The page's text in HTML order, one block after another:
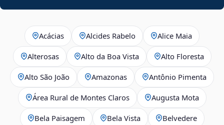
Acácias Alcides Rabelo Alice Maia
Alterosas Alto da Boa Vista Alto Floresta
Alto São João Amazonas Antônio Pimenta
Área Rural de Montes Claros Augusta Mota
Bela Paisagem Bela Vista Belvedere